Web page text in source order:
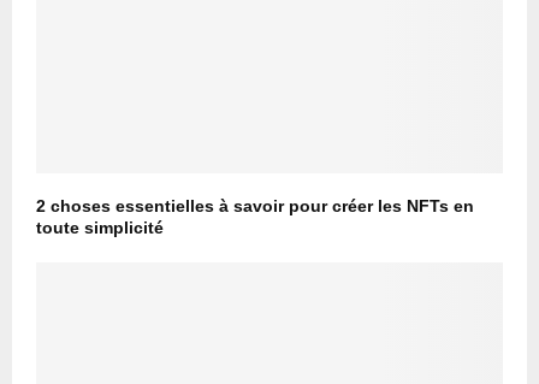
2 choses essentielles à savoir pour créer les NFTs en
toute simplicité